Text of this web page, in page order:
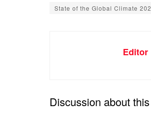
State of the Global Climate
Editor
Discussion about